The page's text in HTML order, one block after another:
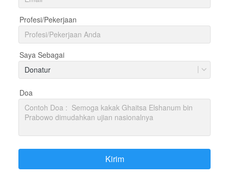
Profesi/Pekerjaan
Saya Sebagai
Donatur
Doa
`Kirim